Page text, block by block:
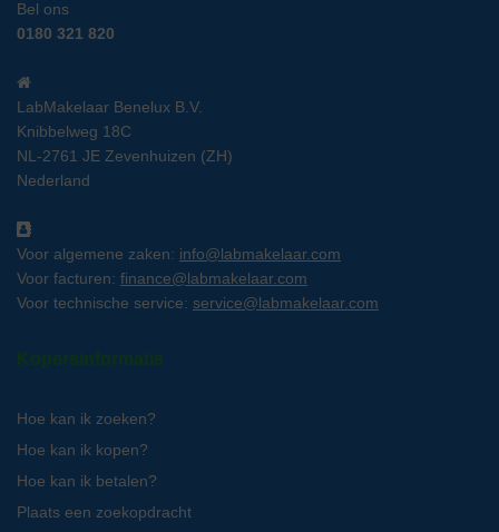
Bel ons
0180 321 820
LabMakelaar Benelux B.V.
Knibbelweg 18C
NL-2761 JE Zevenhuizen (ZH)
Nederland
Voor algemene zaken: info@labmakelaar.com
Voor facturen: finance@labmakelaar.com
Voor technische service: service@labmakelaar.com
Kopersinformatie
Hoe kan ik zoeken?
Hoe kan ik kopen?
Hoe kan ik betalen?
Plaats een zoekopdracht